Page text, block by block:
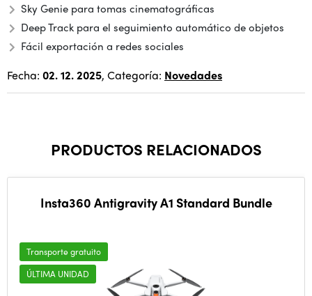
Sky Genie para tomas cinematográficas
Deep Track para el seguimiento automático de objetos
Fácil exportación a redes sociales
Fecha: 02. 12. 2025, Categoría: Novedades
PRODUCTOS RELACIONADOS
Insta360 Antigravity A1 Standard Bundle
Transporte gratuito
ÚLTIMA UNIDAD